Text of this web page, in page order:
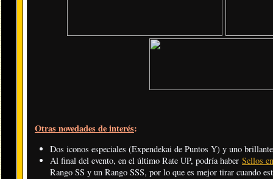
Otras novedades de interés:
Dos iconos especiales (Expendekai de Puntos Y) y uno
Al final del evento, en el último Rate UP, podría haber Sellos
Rango SS y un Rango SSS, por lo que es mejor tirar cuando